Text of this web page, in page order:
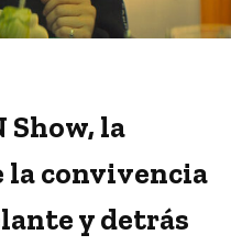
Show, la
la convivencia
y detrás